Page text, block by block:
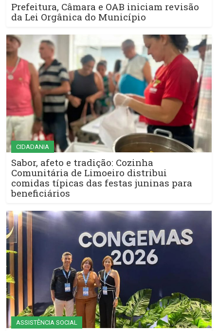
Prefeitura, Câmara e OAB iniciam revisão
da Lei Orgânica do Município
CIDADANIA
Sabor, afeto e tradição: Cozinha
Comunitária de Limoeiro distribui
comidas típicas das festas juninas para
beneficiários
ASSISTÊNCIA SOCIAL